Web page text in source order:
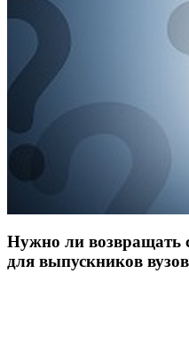
Нужно ли возвращать
для выпускников вузов